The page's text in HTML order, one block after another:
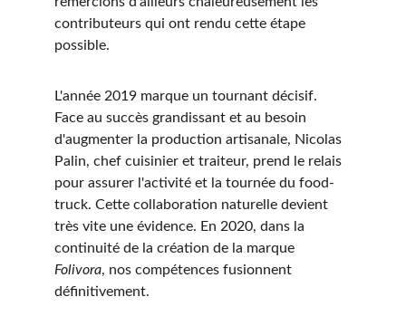
contributeurs qui ont rendu cette étape
possible.
L'année 2019 marque un tournant décisif.
Face au succès grandissant et au besoin
d'augmenter la production artisanale, Nicolas
Palin, chef cuisinier et traiteur, prend le relais
pour assurer l'activité et la tournée du food-
truck. Cette collaboration naturelle devient
très vite une évidence. En 2020, dans la
continuité de la création de la marque
Folivora, nos compétences fusionnent
définitivement.